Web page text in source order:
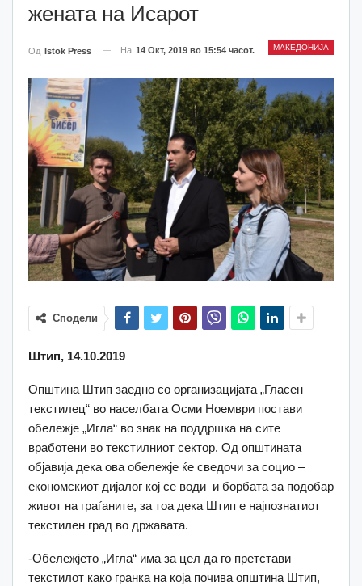
жената на Исарот
МАКЕДОНИЈА
Од Istok Press На 14 Окт, 2019 во 15:54 часот.
Сподели
Штип, 14.10.2019
Општина Штип заедно со организацијата „Гласен
текстилец“ во населбата Осми Ноември постави
обележје „Игла“ во знак на поддршка на сите
вработени во текстилниот сектор. Од општината
објавија дека ова обележје ќе сведочи за социо –
економскиот дијалог кој се води и борбата за подобар
живот на граѓаните, за тоа дека Штип е најпознатиот
текстилен град во државата.
-Обележјето „Игла“ има за цел да го претстави
текстилот како гранка на која почива општина Штип,